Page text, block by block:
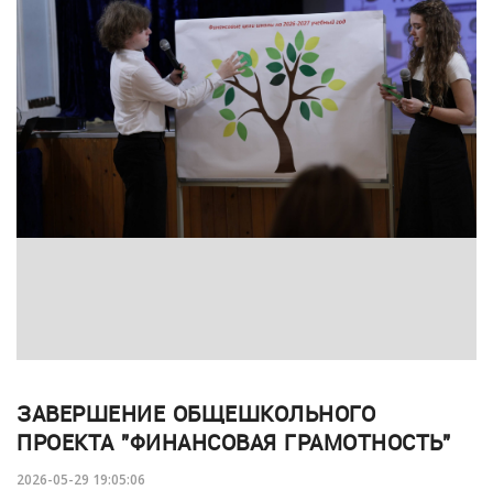
ЗАВЕРШЕНИЕ ОБЩЕШКОЛЬНОГО
ПРОЕКТА "ФИНАНСОВАЯ ГРАМОТНОСТЬ"
2026-05-29 19:05:06